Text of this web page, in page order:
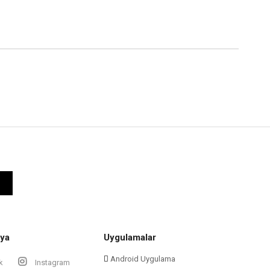
Instagram
Uygulamalar
Android Uygulama